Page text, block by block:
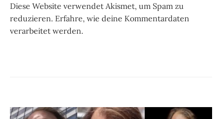
Diese Website verwendet Akismet, um Spam zu
reduzieren. Erfahre, wie deine Kommentardaten
verarbeitet werden.